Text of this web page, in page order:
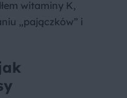
witaminy K,
„pajączków” i